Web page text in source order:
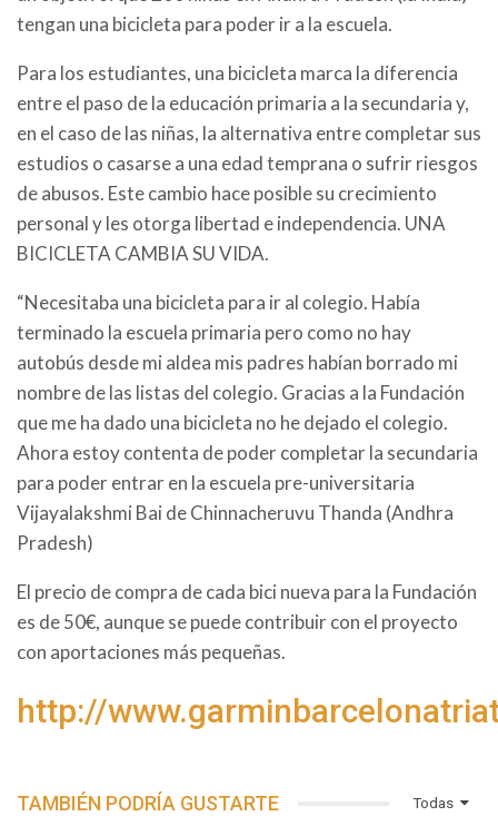
tengan una bicicleta para poder ir a la escuela.
Para los estudiantes, una bicicleta marca la diferencia
entre el paso de la educación primaria a la secundaria y,
en el caso de las niñas, la alternativa entre completar sus
estudios o casarse a una edad temprana o sufrir riesgos
de abusos. Este cambio hace posible su crecimiento
personal y les otorga libertad e independencia. UNA
BICICLETA CAMBIA SU VIDA.
“Necesitaba una bicicleta para ir al colegio. Había
terminado la escuela primaria pero como no hay
autobús desde mi aldea mis padres habían borrado mi
nombre de las listas del colegio. Gracias a la Fundación
que me ha dado una bicicleta no he dejado el colegio.
Ahora estoy contenta de poder completar la secundaria
para poder entrar en la escuela pre-universitaria
Vijayalakshmi Bai de Chinnacheruvu Thanda (Andhra
Pradesh)
El precio de compra de cada bici nueva para la Fundación
es de 50€, aunque se puede contribuir con el proyecto
con aportaciones más pequeñas.
http://
Todas
TAMBIÉN PODRÍA GUSTARTE